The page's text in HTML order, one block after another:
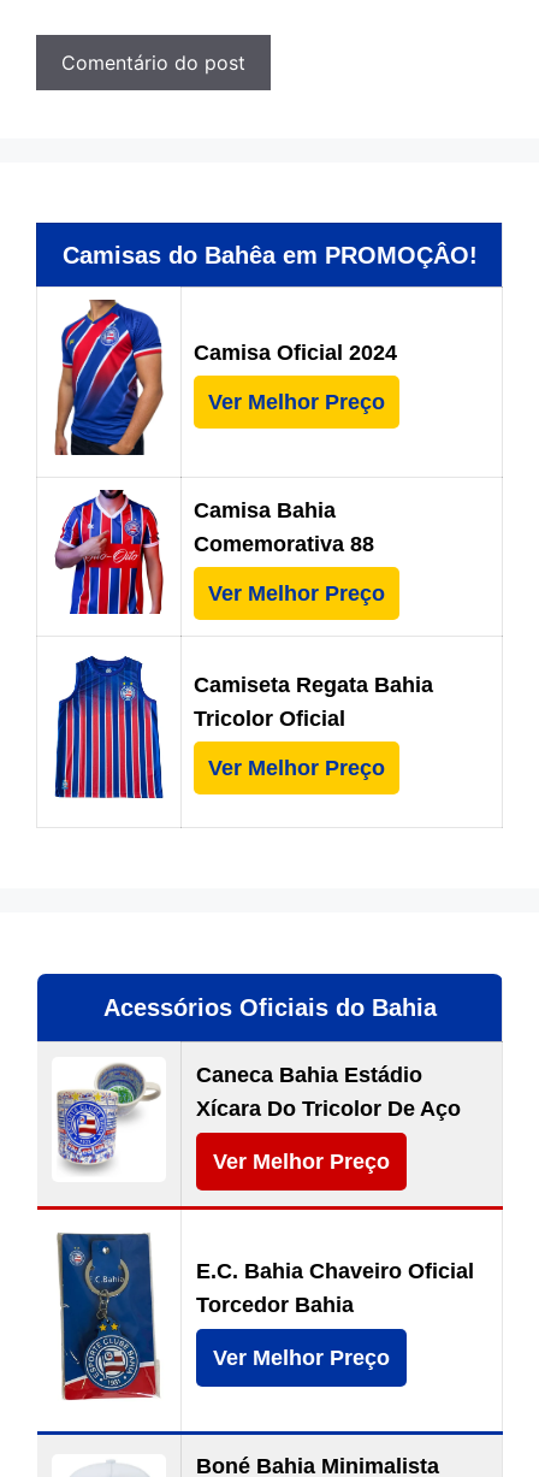
Camisas do Bahêa em PROMOÇÂO!
Camisa Oficial 2024
Ver Melhor Preço
Camisa Bahia
Comemorativa 88
Ver Melhor Preço
Camiseta Regata Bahia
Tricolor Oficial
Ver Melhor Preço
Acessórios Oficiais do Bahia
Caneca Bahia Estádio
Xícara Do Tricolor De Aço
Ver Melhor Preço
E.C. Bahia Chaveiro Oficial
Torcedor Bahia
Ver Melhor Preço
Boné Bahia Minimalista